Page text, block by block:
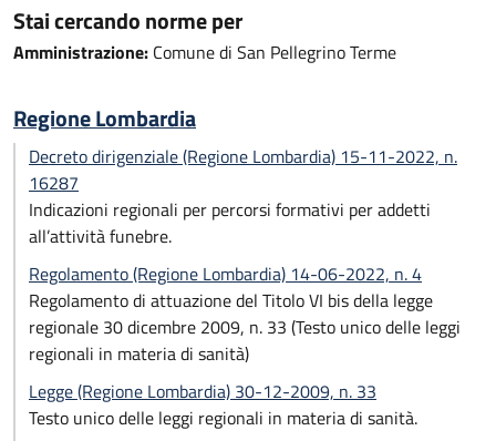
Stai cercando norme per
Amministrazione: Comune di San Pellegrino Terme
Regione Lombardia
Decreto dirigenziale (Regione Lombardia) 15-11-2022, n.
16287
Indicazioni regionali per percorsi formativi per addetti
all’attività funebre.
Regolamento (Regione Lombardia) 14-06-2022, n. 4
Regolamento di attuazione del Titolo VI bis della legge
regionale 30 dicembre 2009, n. 33 (Testo unico delle leggi
regionali in materia di sanità)
Legge (Regione Lombardia) 30-12-2009, n. 33
Testo unico delle leggi regionali in materia di sanità.